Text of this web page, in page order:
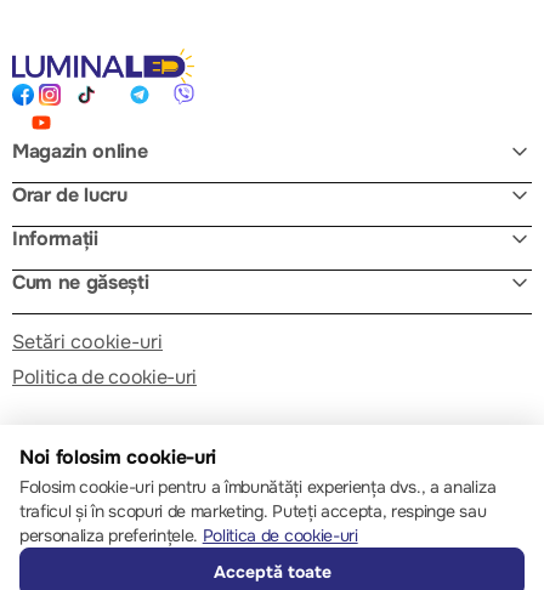
Magazin online
Orar de lucru
Informații
Cum ne găsești
Setări cookie-uri
Politica de cookie-uri
© 2013 – 2026 ECOM
Noi folosim cookie-uri
Folosim cookie-uri pentru a îmbunătăți experiența dvs., a analiza
traficul și în scopuri de marketing. Puteți accepta, respinge sau
personaliza preferințele. Politica de cookie-uri
Acceptă toate